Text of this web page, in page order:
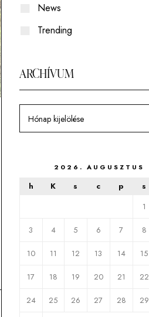
Coboly
News
Trending
ARCHÍVUM
2026. AUGUSZTUS
h K s c p s
1
3 4 5 6 7 8
10 11 12 13 14 15
17 18 19 20 21 22
24 25 26 27 28 29